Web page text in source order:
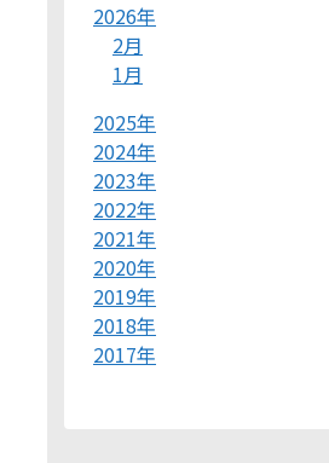
2026年
2月
1月
2025年
2024年
2023年
2022年
2021年
2020年
2019年
2018年
2017年